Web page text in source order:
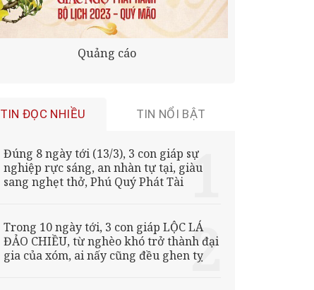
Quảng cáo
TIN ĐỌC NHIỀU TIN NỔI BẬT
Đúng 8 ngày tới (13/3), 3 con giáp sự
nghiệp rực sáng, an nhàn tự tại, giàu
sang nghẹt thở, Phú Quý Phát Tài
Trong 10 ngày tới, 3 con giáp LỘC LÁ
ĐẢO CHIỀU, từ nghèo khó trở thành đại
gia của xóm, ai nấy cũng đều ghen tỵ